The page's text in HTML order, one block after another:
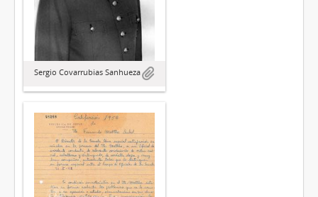
Sergio Covarrubias Sanhueza